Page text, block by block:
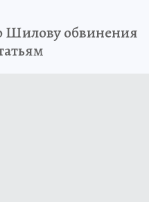
Шилову обвинения